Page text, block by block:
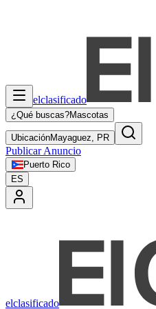
elclasificado
¿Qué buscas?Mascotas
UbicaciónMayaguez, PR
Publicar Anuncio
Puerto Rico
ES
elclasificado